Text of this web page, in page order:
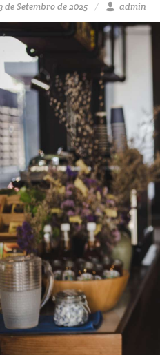
de Setembro de 2025 admin